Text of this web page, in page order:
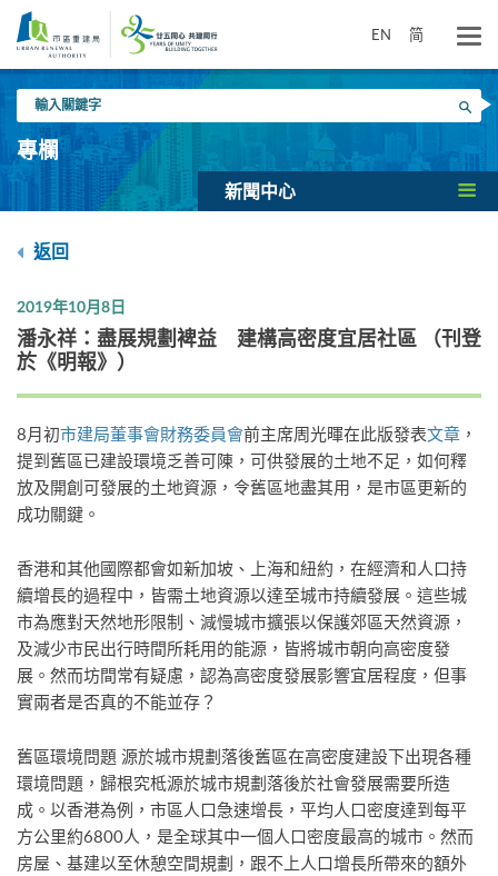
要
EN 简
入
關
鍵
搜尋
專欄
新聞中心
返回
2019年10月8日
​潘永祥：盡展規劃裨益 建構高密度宜居社區 （刊登
於《明報》）
8月初市建局董事會財務委員會前主席周光暉在此版發表文章 ，
提到舊區已建設環境乏善可陳，可供發展的土地不足，如何釋
放及開創可發展的土地資源，令舊區地盡其用，是市區更新的
成功關鍵。
香港和其他國際都會如新加坡、上海和紐約，在經濟和人口持
續增長的過程中，皆需土地資源以達至城市持續發展。這些城
市為應對天然地形限制、減慢城市擴張以保護郊區天然資源，
及減少市民出行時間所耗用的能源，皆將城市朝向高密度發
展。然而坊間常有疑慮，認為高密度發展影響宜居程度，但事
實兩者是否真的不能並存？
舊區環境問題 源於城市規劃落後舊區在高密度建設下出現各種
環境問題，歸根究柢源於城市規劃落後於社會發展需要所造
成。以香港為例，市區人口急速增長，平均人口密度達到每平
方公里約6800人，是全球其中一個人口密度最高的城市。然而
房屋、基建以至休憩空間規劃，跟不上人口增長所帶來的額外